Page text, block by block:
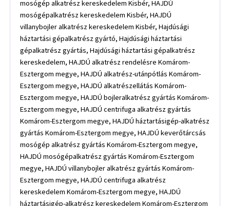
mosógép alkatrész kereskedelem Kisbér, HAJDÚ
mosógépalkatrész kereskedelem Kisbér, HAJDÚ
villanybojler alkatrész kereskedelem Kisbér, Hajdúsági
háztartási gépalkatrész gyártó, Hajdúsági háztartási
gépalkatrész gyártás, Hajdúsági háztartási gépalkatrész
kereskedelem, HAJDÚ alkatrész rendelésre Komárom-
Esztergom megye, HAJDÚ alkatrész-utánpótlás Komárom-
Esztergom megye, HAJDÚ alkatrészellátás Komárom-
Esztergom megye, HAJDÚ bojleralkatrész gyártás Komárom-
Esztergom megye, HAJDÚ centrifuga alkatrész gyártás
Komárom-Esztergom megye, HAJDÚ háztartásigép-alkatrész
gyártás Komárom-Esztergom megye, HAJDÚ keverőtárcsás
mosógép alkatrész gyártás Komárom-Esztergom megye,
HAJDÚ mosógépalkatrész gyártás Komárom-Esztergom
megye, HAJDÚ villanybojler alkatrész gyártás Komárom-
Esztergom megye, HAJDÚ centrifuga alkatrész
kereskedelem Komárom-Esztergom megye, HAJDÚ
háztartásigép-alkatrész kereskedelem Komárom-Esztergom